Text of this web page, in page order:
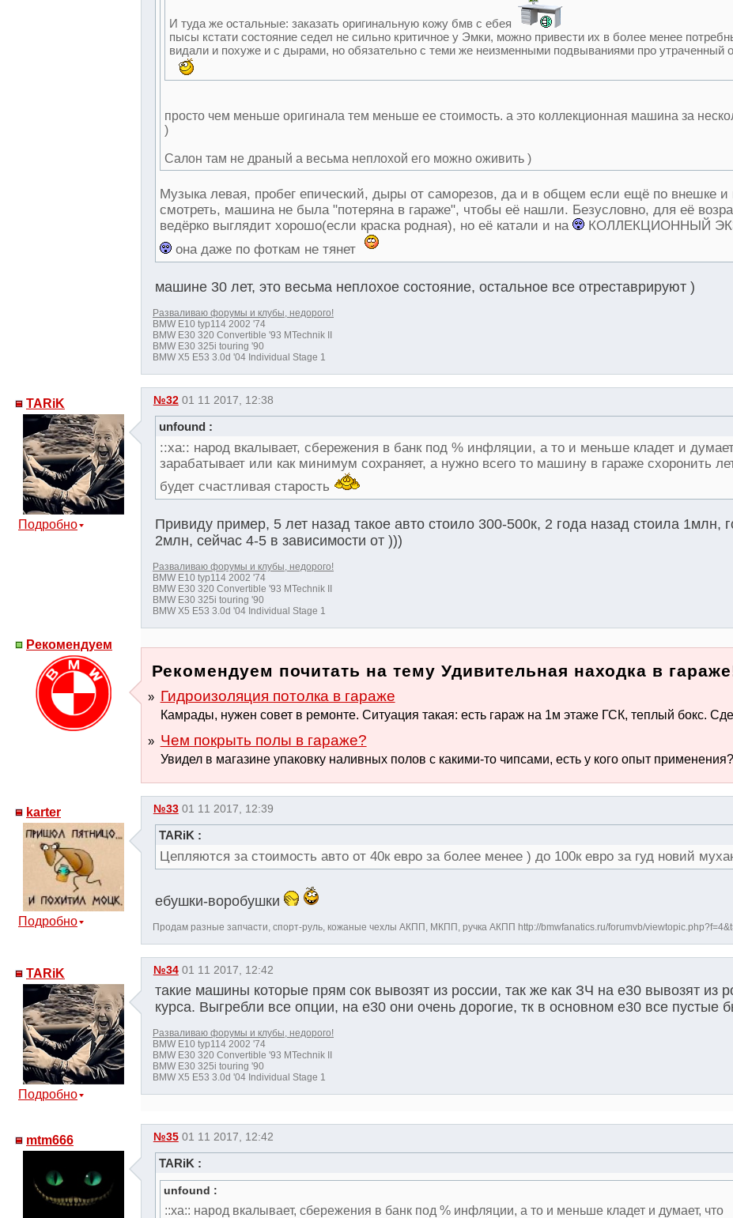
И туда же остальные: заказать оригинальную кожу бмв с ебея
пысы кстати состояние седел не сильно критичное у Эмки, можно привести их в более менее
видали и похуже и с дырами, но обязательно с теми же неизменными подвываниями про утраченный
просто чем меньше оригинала тем меньше ее стоимость. а это коллекционная машина за
)
Салон там не драный а весьма неплохой его можно оживить )
Музыка левая, пробег епический, дыры от саморезов, да и в общем если ещё по внешке и
смотреть, машина не была "потеряна в гараже", чтобы её нашли. Безусловно, для её
ведёрко выглядит хорошо(если краска родная), но её катали и на
КОЛЛЕКЦИОННЫЙ
она даже по фоткам не тянет
машине 30 лет, это весьма неплохое состояние, остальное все отреставрируют )
Разваливаю форумы и клубы, недорого!
BMW E10 typ114 2002 '74
BMW E30 320 Convertible '93 MTechnik II
BMW E30 325i touring '90
BMW X5 E53 3.0d '04 Individual Stage 1
TARiK
Подробно
№32 01 11 2017, 12:38
unfound :
::xa:: народ вкалывает, сбережения в банк под % инфляции, а то и меньше кладет и
зарабатывает или как минимум сохраняет, а нужно всего то машину в гараже схоронить
будет счастливая старость
Привиду пример, 5 лет назад такое авто стоило 300-500к, 2 года назад стоила 1млн,
2млн, сейчас 4-5 в зависимости от )))
Разваливаю форумы и клубы, недорого!
BMW E10 typ114 2002 '74
BMW E30 320 Convertible '93 MTechnik II
BMW E30 325i touring '90
BMW X5 E53 3.0d '04 Individual Stage 1
Рекомендуем
Рекомендуем почитать на тему Удивительная находка в
Гидроизоляция потолка в гараже
Камрады, нужен совет в ремонте. Ситуация такая: есть гараж на 1м этаже ГСК, теплый бокс.
Чем покрыть полы в гараже?
Увидел в магазине упаковку наливных полов с какими-то чипсами, есть у кого опыт
karter
Подробно
№33 01 11 2017, 12:39
TARiK :
Цепляются за стоимость авто от 40к евро за более менее ) до 100к евро за гуд новий
ебушки-воробушки
Продам разные запчасти, спорт-руль, кожаные чехлы АКПП, МКПП, ручка АКПП http://bmwfanatics.ru/forumvb/
TARiK
Подробно
№34 01 11 2017, 12:42
такие машины которые прям сок вывозят из россии, так же как ЗЧ на е30 вывозят из
курса. Выгребли все опции, на е30 они очень дорогие, тк в основном е30 все пустые
Разваливаю форумы и клубы, недорого!
BMW E10 typ114 2002 '74
BMW E30 320 Convertible '93 MTechnik II
BMW E30 325i touring '90
BMW X5 E53 3.0d '04 Individual Stage 1
mtm666 №35 01 11 2017, 12:42
TARiK :
unfound :
::xa:: народ вкалывает, сбережения в банк под % инфляции, а то и меньше кладет и думает, что